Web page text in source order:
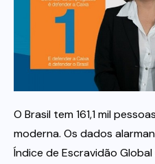
O Brasil tem 161,1 mil
moderna. Os dados
Índice de Escravidão